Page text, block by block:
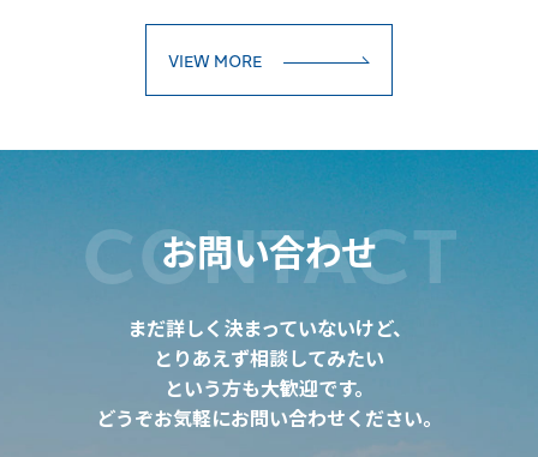
VIEW MORE
お問い合わせ
CONTACT
まだ詳しく決まっていないけど、
とりあえず相談してみたい
という方も大歓迎です。
どうぞお気軽にお問い合わせください。